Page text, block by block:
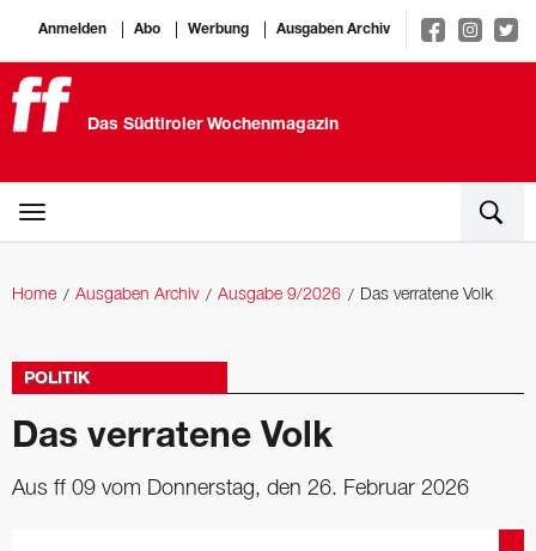
Anmelden Abo Werbung Ausgaben Archiv
Das Südtiroler Wochenmagazin
Home Ausgaben Archiv Ausgabe 9/2026 Das verratene Volk
POLITIK
Das verratene Volk
Aus ff 09 vom Donnerstag, den 26. Februar 2026